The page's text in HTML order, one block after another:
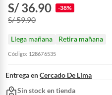
S/ 36.90 -38%
S/ 59.90
Llega mañana Retira mañana
Código: 128676535
Entrega en Cercado De Lima
Sin stock en tienda